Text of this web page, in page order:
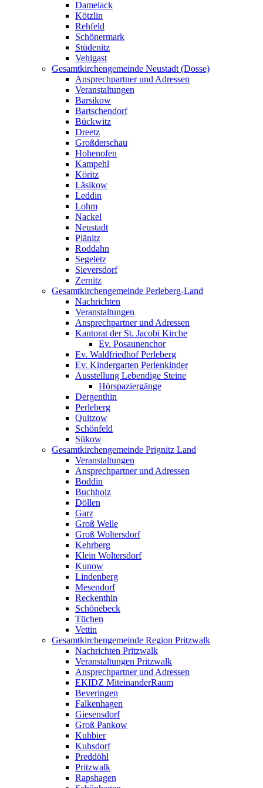
Damelack
Kötzlin
Rehfeld
Schönermark
Stüdenitz
Vehlgast
Gesamtkirchengemeinde Neustadt (Dosse)
Ansprechpartner und Adressen
Veranstaltungen
Barsikow
Bartschendorf
Bückwitz
Dreetz
Großderschau
Hohenofen
Kampehl
Köritz
Läsikow
Leddin
Lohm
Nackel
Neustadt
Plänitz
Roddahn
Segeletz
Sieversdorf
Zernitz
Gesamtkirchengemeinde Perleberg-Land
Nachrichten
Veranstaltungen
Ansprechpartner und Adressen
Kantorat der St. Jacobi Kirche
Ev. Posaunenchor
Ev. Waldfriedhof Perleberg
Ev. Kindergarten Perlenkinder
Ausstellung Lebendige Steine
Hörspaziergänge
Dergenthin
Perleberg
Quitzow
Schönfeld
Sükow
Gesamtkirchengemeinde Prignitz Land
Veranstaltungen
Ansprechpartner und Adressen
Boddin
Buchholz
Döllen
Garz
Groß Welle
Groß Woltersdorf
Kehrberg
Klein Woltersdorf
Kunow
Lindenberg
Mesendorf
Reckenthin
Schönebeck
Tüchen
Vettin
Gesamtkirchengemeinde Region Pritzwalk
Nachrichten Pritzwalk
Veranstaltungen Pritzwalk
Ansprechpartner und Adressen
EKIDZ MiteinanderRaum
Beveringen
Falkenhagen
Giesensdorf
Groß Pankow
Kuhbier
Kuhsdorf
Preddöhl
Pritzwalk
Rapshagen